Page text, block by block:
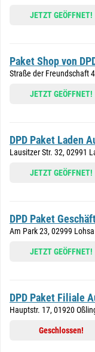
JETZT GEÖFFNET!
Paket Shop von
Straße der Freundschaft
JETZT GEÖFFNET!
DPD Paket Laden
Lausitzer Str. 32, 02991
JETZT GEÖFFNET!
DPD Paket
Am Park 23, 02999 Lohsa
JETZT GEÖFFNET!
DPD Paket Filiale
Hauptstr. 17, 01920
Geschlossen!